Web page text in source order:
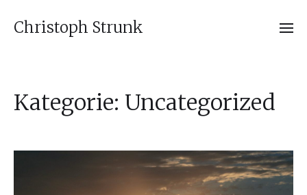
Christoph Strunk
Kategorie: Uncategorized